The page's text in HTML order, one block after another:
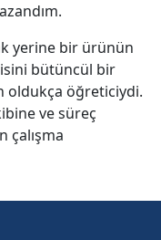
yerine bir ürünün
bütüncül bir
oldukça öğreticiydi.
ve süreç
çalışma